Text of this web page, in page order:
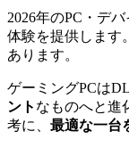
2026年のPC・デバ
体験を提供します
あります。
ゲーミングPCは
ント なものへと進
考に、 最適な一台